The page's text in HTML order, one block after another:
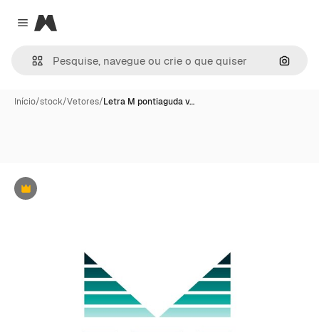
Close menu
Magnific
Início/stock/Vetores/Letra M pontiaguda v…
Premium